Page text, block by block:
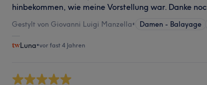
hinbekommen, wie meine Vorstellung war. Danke
Gestylt von Giovanni Luigi Manzella• Damen - Balayage
Luna•vor fast 4 Jahren